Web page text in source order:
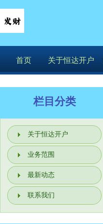
首页 关于恒达开户
栏目分类
关于恒达开户
业务范围
最新动态
联系我们